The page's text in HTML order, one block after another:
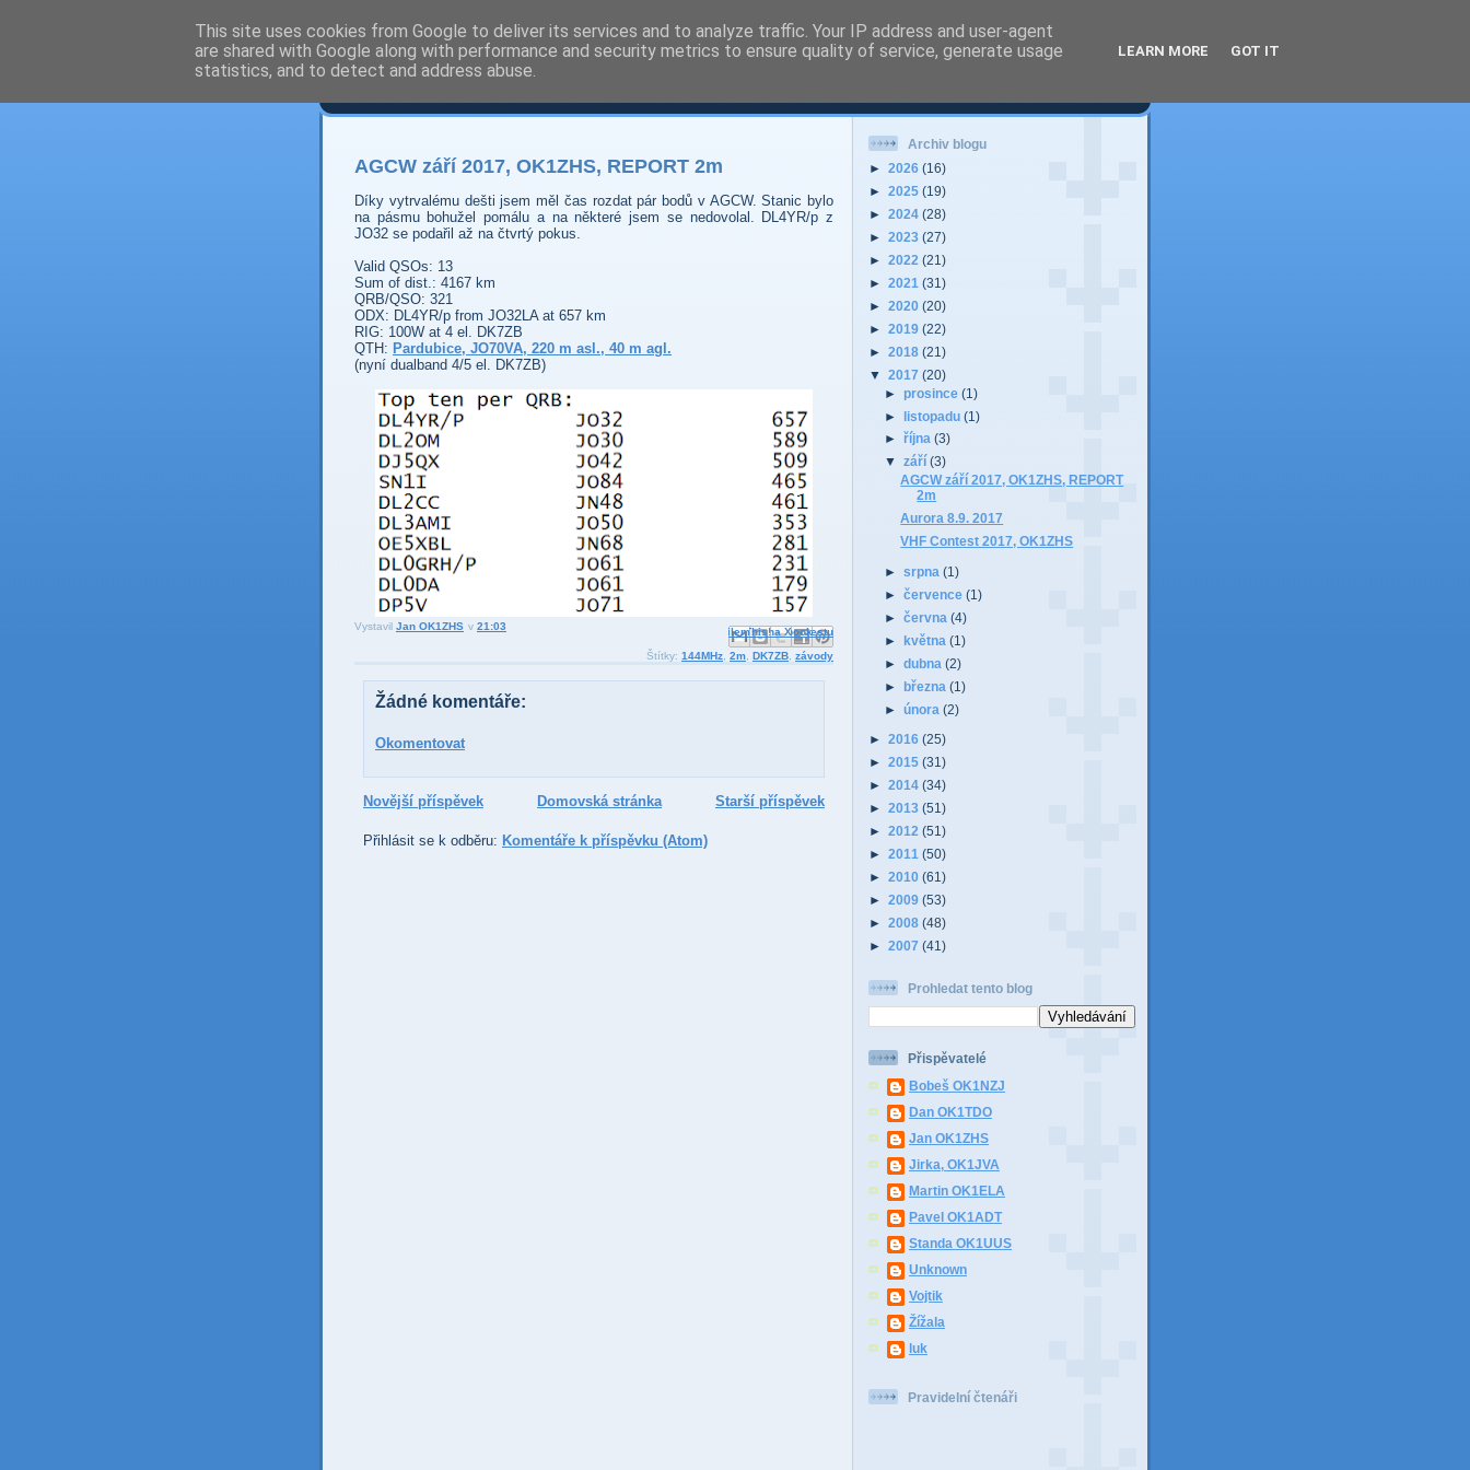
Prdec - Pardubice Hradec
AGCW září 2017, OK1ZHS, REPORT 2m
Díky vytrvalému dešti jsem měl čas rozdat pár bodů v AGCW. Stanic bylo
na pásmu bohužel pomálu a na některé jsem se nedovolal. DL4YR/p z
JO32 se podařil až na čtvrtý pokus.
Valid QSOs: 13
Sum of dist.: 4167 km
QRB/QSO: 321
ODX: DL4YR/p from JO32LA at 657 km
RIG: 100W at 4 el. DK7ZB
QTH: Pardubice, JO70VA, 220 m asl., 40 m agl.
(nyní dualband 4/5 el. DK7ZB)
Vystavil Jan OK1ZHS v 21:03 Odeslat e-mailemBlogThis!
Sdílet na X
Sdílet ve službě Facebook
Sdílet na Pinterestu
Štítky: 144MHz 2m DK7ZB závody
Žádné komentáře:
Okomentovat
Novější příspěvek Starší příspěvek
Domovská stránka
Přihlásit se k odběru: Komentáře k příspěvku (Atom)
Archiv blogu
► 2026 (16)
► 2025 (19)
► 2024 (28)
► 2023 (27)
► 2022 (21)
► 2021 (31)
► 2020 (20)
► 2019 (22)
► 2018 (21)
▼ 2017 (20)
►prosince(1)
► listopadu(1)
►října(3)
▼září(3)
AGCW září 2017, OK1ZHS, REPORT
2m
Aurora 8.9. 2017
VHF Contest 2017, OK1ZHS
►srpna(1)
►července(1)
►června(4)
► května(1)
►dubna(2)
► března(1)
►února(2)
► 2016 (25)
► 2015 (31)
► 2014 (34)
► 2013 (51)
► 2012 (51)
► 2011 (50)
► 2010 (61)
► 2009 (53)
► 2008 (48)
► 2007 (41)
Prohledat tento blog
Přispěvatelé
Bobeš OK1NZJ
Dan OK1TDO
Jan OK1ZHS
Jirka, OK1JVA
Martin OK1ELA
Pavel OK1ADT
Standa OK1UUS
Unknown
Vojtik
Žížala
luk
Pravidelní čtenáři
This site uses cookies from Google to deliver its services and to analyze traffic. Your IP address and user-agent
are shared with Google along with performance and security metrics to ensure quality of service, generate usage
statistics, and to detect and address abuse.
LEARN MORE GOT IT